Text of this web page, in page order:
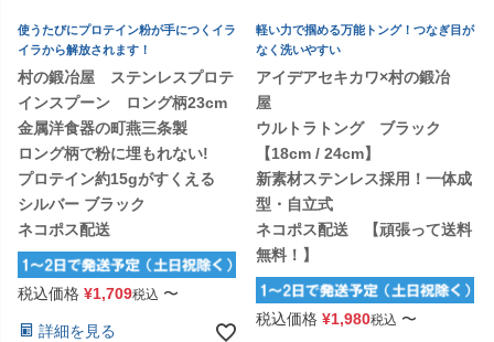
使うたびにプロテイン粉が手につくイラ
イラから解放されます！
村の鍛冶屋 ステンレスプロテ
インスプーン ロング柄23cm
金属洋食器の町燕三条製
ロング柄で粉に埋もれない!
プロテイン約15gがすくえる
シルバー ブラック
ネコポス配送
税込価格 ¥1,709税込 〜
詳細を見る
軽い力で掴める万能トング！つなぎ目が
なく洗いやすい
アイデアセキカワ×村の鍛冶
屋
ウルトラトング ブラック
【18cm / 24cm】
新素材ステンレス採用！一体成
型・自立式
ネコポス配送 【頑張って送料
無料！】
税込価格 ¥1,980税込 〜